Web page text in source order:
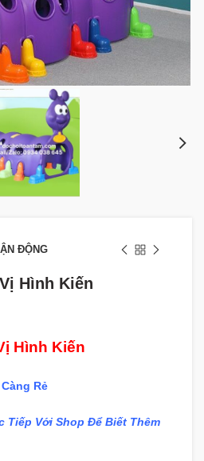
ĐỘNG
Hình Kiến
Hình Kiến
Rẻ
Tiếp Với Shop Để Biết Thêm